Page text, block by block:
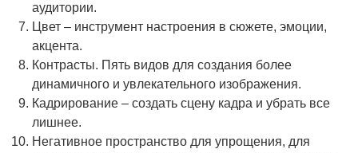
аудитории.
Цвет – инструмент настроения в сюжете, эмоции,
акцента.
Контрасты. Пять видов для создания более
динамичного и увлекательного изображения.
Кадрирование – создать сцену кадра и убрать все
лишнее.
Негативное пространство для упрощения, для